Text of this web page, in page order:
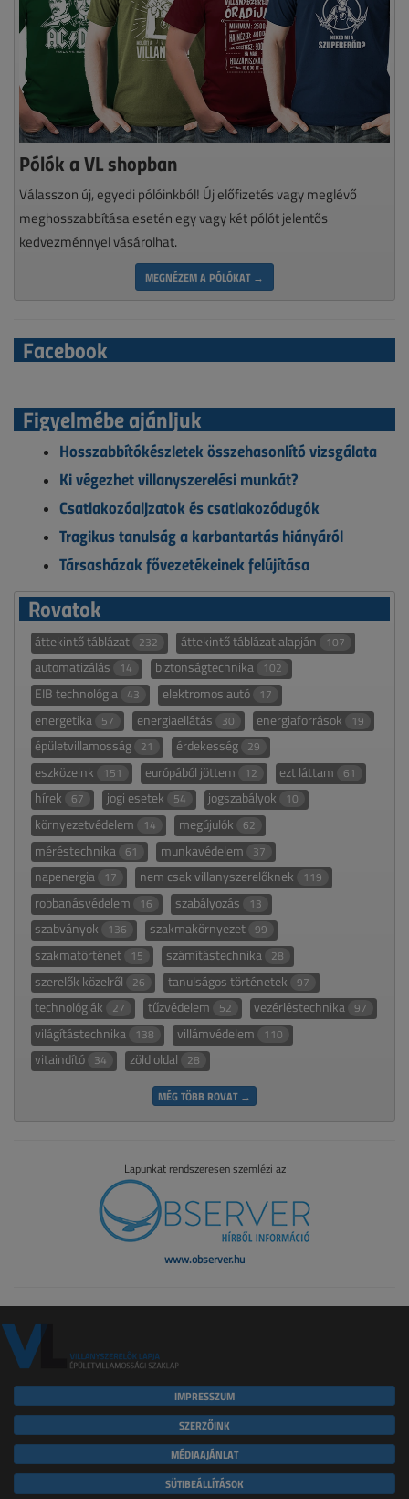
Pólók a VL shopban
Válasszon új, egyedi pólóinkból! Új előfizetés vagy meglévő
meghosszabbítása esetén egy vagy két pólót jelentős
kedvezménnyel vásárolhat.
MEGNÉZEM A PÓLÓKAT →
Facebook
Figyelmébe ajánljuk
Hosszabbítókészletek összehasonlító vizsgálata
Ki végezhet villanyszerelési munkát?
Csatlakozóaljzatok és csatlakozódugók
Tragikus tanulság a karbantartás hiányáról
Társasházak fővezetékeinek felújítása
Rovatok
áttekintő táblázat 232 áttekintő táblázat alapján 107
automatizálás 14 biztonságtechnika 102
EIB technológia 43 elektromos autó 17
energetika 57 energiaellátás 30 energiaforrások 19
épületvillamosság 21 érdekesség 29
eszközeink 151 európából jöttem 12 ezt láttam 61
hírek 67 jogi esetek 54 jogszabályok 10
környezetvédelem 14 megújulók 62
méréstechnika 61 munkavédelem 37
napenergia 17 nem csak villanyszerelőknek 119
robbanásvédelem 16 szabályozás 13
szabványok 136 szakmakörnyezet 99
szakmatörténet 15 számítástechnika 28
szerelők közelről 26 tanulságos történetek 97
technológiák 27 tűzvédelem 52 vezérléstechnika 97
világítástechnika 138 villámvédelem 110
vitaindító 34 zöld oldal 28
MÉG TÖBB ROVAT →
Lapunkat rendszeresen szemlézi az
www.observer.hu
IMPRESSZUM
SZERZŐINK
MÉDIAAJÁNLAT
SÜTIBEÁLLÍTÁSOK